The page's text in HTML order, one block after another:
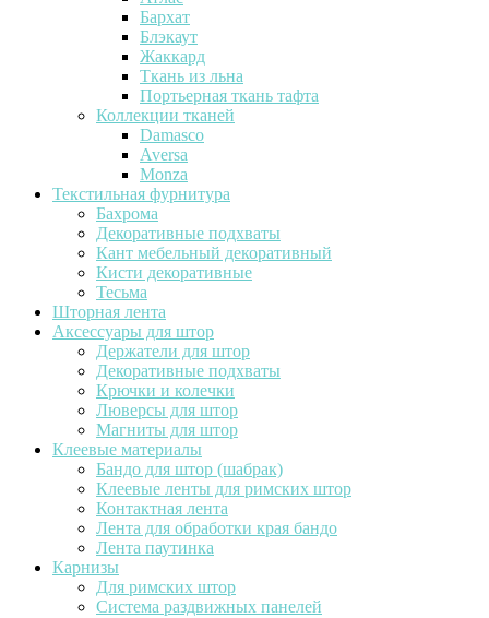
Бархат
Блэкаут
Жаккард
Ткань из льна
Портьерная ткань тафта
Коллекции тканей
Damasco
Aversa
Monza
Текстильная фурнитура
Бахрома
Декоративные подхваты
Кант мебельный декоративный
Кисти декоративные
Тесьма
Шторная лента
Аксессуары для штор
Держатели для штор
Декоративные подхваты
Крючки и колечки
Люверсы для штор
Магниты для штор
Клеевые материалы
Бандо для штор (шабрак)
Клеевые ленты для римских штор
Контактная лента
Лента для обработки края бандо
Лента паутинка
Карнизы
Для римских штор
Система раздвижных панелей